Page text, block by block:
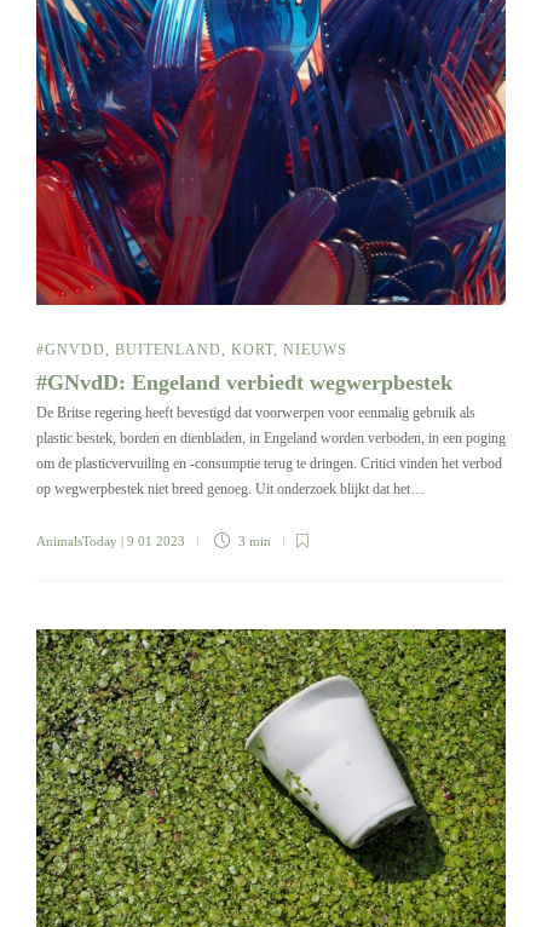
#GNVDD, BUITENLAND, KORT, NIEUWS
#GNvdD: Engeland verbiedt wegwerpbestek
De Britse regering heeft bevestigd dat voorwerpen voor eenmalig gebruik als
plastic bestek, borden en dienbladen, in Engeland worden verboden, in een poging
om de plasticvervuiling en -consumptie terug te dringen. Critici vinden het verbod
op wegwerpbestek niet breed genoeg. Uit onderzoek blijkt dat het…
AnimalsToday | 9 01 2023 3 min